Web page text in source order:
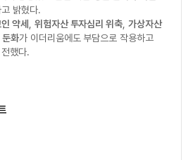
밝혔다.
약세 위험자산 투자심리 위축 가상자산
둔화가 이더리움에도 부담으로 작용하고
했다.